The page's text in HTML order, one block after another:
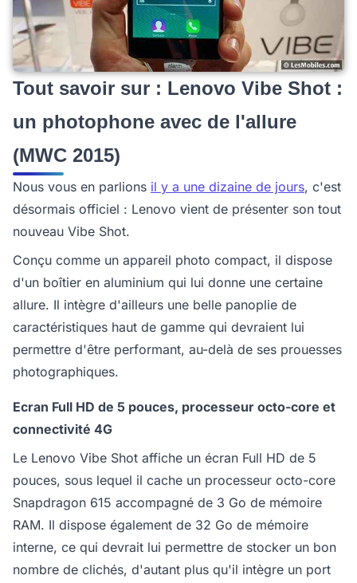
Tout savoir sur : Lenovo Vibe Shot :
un photophone avec de l'allure
(MWC 2015)
Nous vous en parlions il y a une dizaine de jours, c'est
désormais officiel : Lenovo vient de présenter son tout
nouveau Vibe Shot.
Conçu comme un appareil photo compact, il dispose
d'un boîtier en aluminium qui lui donne une certaine
allure. Il intègre d'ailleurs une belle panoplie de
caractéristiques haut de gamme qui devraient lui
permettre d'être performant, au-delà de ses prouesses
photographiques.
Ecran Full HD de 5 pouces, processeur octo-core et
connectivité 4G
Le Lenovo Vibe Shot affiche un écran Full HD de 5
pouces, sous lequel il cache un processeur octo-core
Snapdragon 615 accompagné de 3 Go de mémoire
RAM. Il dispose également de 32 Go de mémoire
interne, ce qui devrait lui permettre de stocker un bon
nombre de clichés, d'autant plus qu'il intègre un port